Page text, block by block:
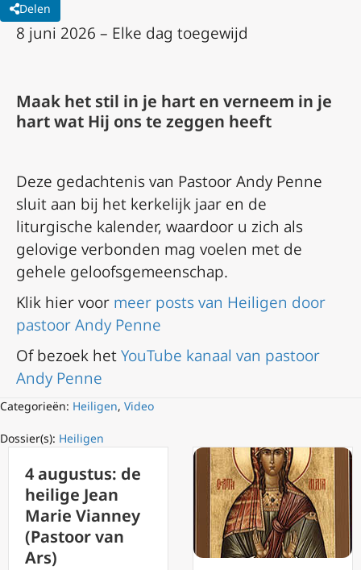
Delen
8 juni 2026 – Elke dag toegewijd
Maak het stil in je hart en verneem in je
hart wat Hij ons te zeggen heeft
Deze gedachtenis van Pastoor Andy Penne
sluit aan bij het kerkelijk jaar en de
liturgische kalender, waardoor u zich als
gelovige verbonden mag voelen met de
gehele geloofsgemeenschap.
Klik hier voor meer posts van Heiligen door
pastoor Andy Penne
Of bezoek hetYouTube kanaal van pastoor
Andy Penne
Categorieën: Heiligen, Video
Dossier(s): Heiligen
4 augustus: de
heilige Jean
Marie Vianney
(Pastoor van
Ars)